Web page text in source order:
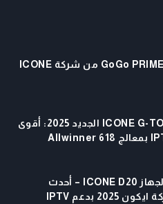
التطبيق الجديد GoGo PRIME من شركة ICONE
مراجعة جهاز ICONE G-TOW الجديد 2025: أقوى
مراجعة شاملة لجهاز ICONE D20 – أحدث
ريسيفر من شركة ايكون 2025 بدعم IPTV